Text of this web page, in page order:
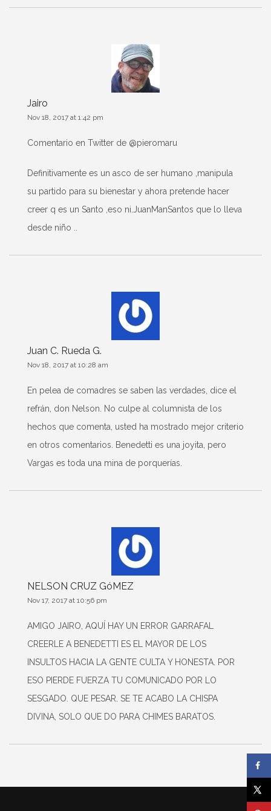
Jairo
Nov 18, 2017 at 1:42 pm
Comentario en Twitter de‏ @pieromaru
Definitivamente es un asco de ser humano ,manipula
su partido para su bienestar y ahora pretende hacer
creer q es un Santo ,eso ni.JuanManSantos que lo lleva
desde niño ..
Juan C. Rueda G.
Nov 18, 2017 at 10:28 am
En pelea de comadres se saben las verdades, dice el
refrán, don Nelson. No culpe al columnista de los
hechos que comenta, usted ha mostrado mejor criterio
en otros comentarios. Benedetti es una joyita, pero
Vargas es toda una mina de porquerías.
NELSON CRUZ GóMEZ
Nov 17, 2017 at 10:56 pm
AMIGO JAIRO, AQUÍ HAY UN ERROR GARRAFAL
CREERLE A BENEDETTI ES EL MAYOR DE LOS
INSULTOS HACIA LA GENTE CULTA Y HONESTA. POR
ESO PIERDE FUERZA TU COMUNICADO POR LO
SESGADO. QUE PESAR. SE TE ACABO LA CHISPA
DIVINA, SOLO QUE DO PARA CHIMES BARATOS.